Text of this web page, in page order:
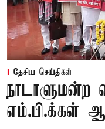
தேசிய செய்திகள்
நாடாளுமன்ற
எம்.பி.க்கள்